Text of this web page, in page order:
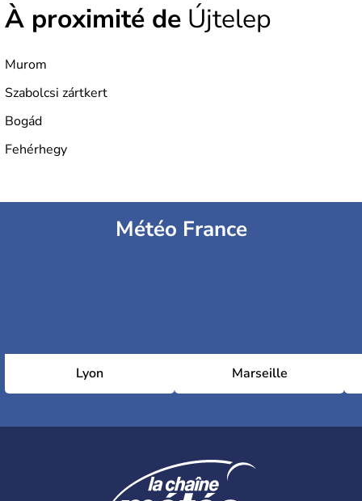
pays dont la langue est bien-sûr le hongrois et la
monnaie le forint. Sa capitale s'appelle Budapest.
développée en Hongrie.
À proximité de Újtelep
Murom
Szabolcsi zártkert
Bogád
Fehérhegy
Météo France
Lyon Marseille